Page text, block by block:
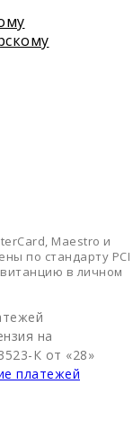
Maestro и
по стандарту PCI
в личном
на
К от «28»
платежей